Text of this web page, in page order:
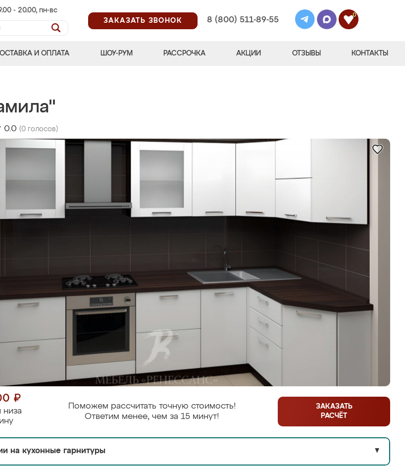
- 20.00, пн-вс
ЗАКАЗАТЬ ЗВОНОК
8 (800) 511-89-55
0
И ОПЛАТА ШОУ-РУМ РАССРОЧКА АКЦИИ ОТЗЫВЫ КОНТАКТЫ
0.0 (0 голосов)
₽
низа
Поможем рассчитать точную стоимость!
Ответим менее, чем за 15 минут!
ЗАКАЗАТЬ
РАСЧЁТ
на кухонные гарнитуры ▼